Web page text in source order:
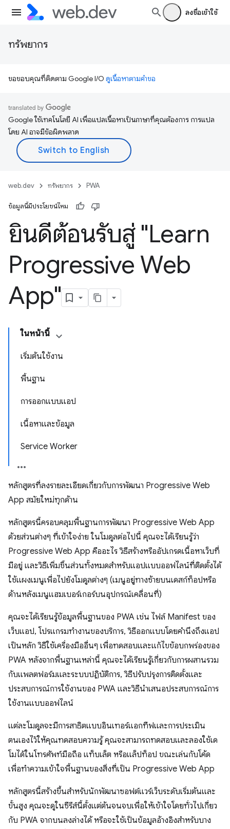
ลงชื่อเข้าใช้
ทรัพยากร
ขอขอบคุณที่ติดตาม Google I/O ดูเนื้อหาตามคำขอ
Google ใช้เทคโนโลยี AI เพื่อแปลเนื้อหาเป็นภาษาที่คุณต้องการ การแปล
โดย AI อาจมีข้อผิดพลาด
web.dev ทรัพยากร PWA
ข้อมูลนี้มีประโยชน์ไหม
ยินดีต้อนรับสู่ "Learn
Progressive Web
App"
ในหน้านี้
เริ่มต้นใช้งาน
พื้นฐาน
การออกแบบแอป
เนื้อหาและข้อมูล
Service Worker
หลักสูตรที่ลงรายละเอียดเกี่ยวกับการพัฒนา Progressive Web
App สมัยใหม่ทุกด้าน
หลักสูตรนี้ครอบคลุมพื้นฐานการพัฒนา Progressive Web App
ด้วยส่วนต่างๆ ที่เข้าใจง่าย ในโมดูลต่อไปนี้ คุณจะได้เรียนรู้ว่า
Progressive Web App คืออะไร วิธีสร้างหรืออัปเกรดเนื้อหาเว็บที่
มีอยู่ และวิธีเพิ่มชิ้นส่วนทั้งหมดสำหรับแอปแบบออฟไลน์ที่ติดตั้งได้
ใช้แผงเมนูเพื่อไปยังโมดูลต่างๆ (เมนูอยู่ทางซ้ายบนเดสก์ท็อปหรือ
ด้านหลังเมนูแฮมเบอร์เกอร์บนอุปกรณ์เคลื่อนที่)
คุณจะได้เรียนรู้ข้อมูลพื้นฐานของ PWA เช่น ไฟล์ Manifest ของ
เว็บแอป, โปรแกรมทำงานของบริการ, วิธีออกแบบโดยคำนึงถึงแอป
เป็นหลัก วิธีใช้เครื่องมืออื่นๆ เพื่อทดสอบและแก้ไขข้อบกพร่องของ
PWA หลังจากพื้นฐานเหล่านี้ คุณจะได้เรียนรู้เกี่ยวกับการผสานรวม
กับแพลตฟอร์มและระบบปฏิบัติการ, วิธีปรับปรุงการติดตั้งและ
ประสบการณ์การใช้งานของ PWA และวิธีนำเสนอประสบการณ์การ
ใช้งานแบบออฟไลน์
แต่ละโมดูลจะมีการสาธิตแบบอินเทอร์แอกทีฟและการประเมิน
ตนเองไว้ให้คุณทดสอบความรู้ คุณจะสามารถทดสอบและลองใช้เด
โมได้ในโทรศัพท์มือถือ แท็บเล็ต หรือแล็ปท็อป ขณะเล่นกับโค้ด
เพื่อทำความเข้าใจพื้นฐานของสิ่งที่เป็น Progressive Web App
หลักสูตรนี้สร้างขึ้นสำหรับนักพัฒนาซอฟต์แวร์เว็บระดับเริ่มต้นและ
ขั้นสูง คุณจะดูในซีรีส์นี้ตั้งแต่ต้นจนจบเพื่อให้เข้าใจโดยทั่วไปเกี่ยว
กับ PWA จากบนลงล่างได้ หรือจะใช้เป็นข้อมูลอ้างอิงสำหรับบาง